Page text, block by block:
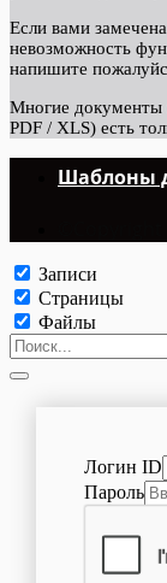
Если вами
невозможность
напишите
Многие документы
PDF / XLS) есть
Шаблоны
Записи
Страницы
Файлы
Логин ID
Пароль